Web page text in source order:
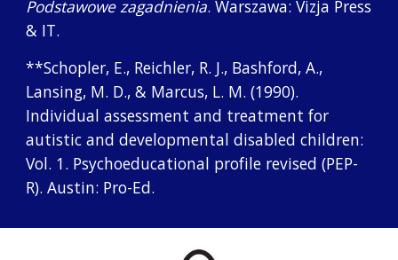
Podstawowe zagadnienia. Warszawa: Vizja Press
& IT.
**Schopler, E., Reichler, R. J., Bashford, A.,
Lansing, M. D., & Marcus, L. M. (1990).
Individual assessment and treatment for
autistic and developmental disabled children:
Vol. 1. Psychoeducational profile revised (PEP-
R). Austin: Pro-Ed.